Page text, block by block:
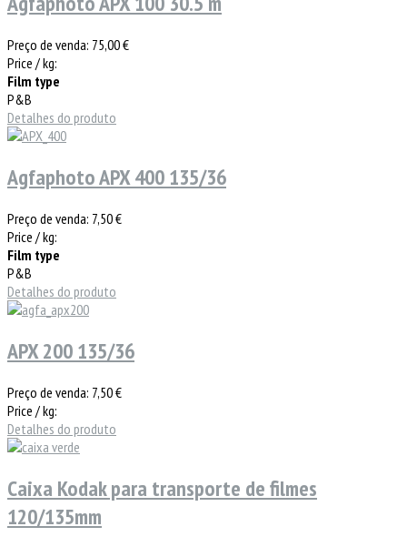
Preço de venda: 75,00 €
Price / kg:
Film type
P&B
Detalhes do produto
Agfaphoto APX 400 135/36
Preço de venda: 7,50 €
Price / kg:
Film type
P&B
Detalhes do produto
APX 200 135/36
Preço de venda: 7,50 €
Price / kg:
Detalhes do produto
Caixa Kodak para transporte de filmes
120/135mm